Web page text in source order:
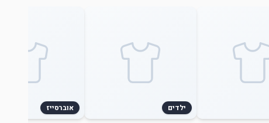
ילדים אוברסייז